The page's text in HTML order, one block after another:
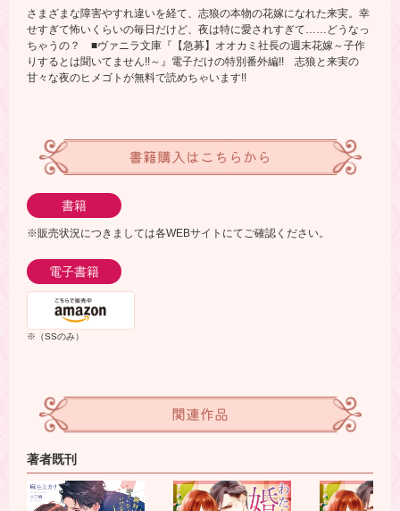
さまざまな障害やすれ違いを経て、志狼の本物の花嫁になれた来実。幸
せすぎて怖いくらいの毎日だけど、夜は特に愛されすぎて……どうなっ
ちゃうの？ ■ヴァニラ文庫『【急募】オオカミ社長の週末花嫁～子作
りするとは聞いてません!!～』電子だけの特別番外編!! 志狼と来実の
甘々な夜のヒメゴトが無料で読めちゃいます!!
書籍購入はこちらから
書籍
※販売状況につきましては各WEBサイトにてご確認ください。
電子書籍
※（SSのみ）
関連作品
著者既刊